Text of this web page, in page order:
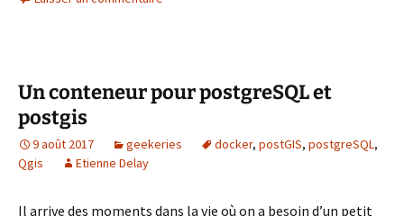
Un conteneur pour postgreSQL et
postgis
9 août 2017 geekeries docker, postGIS, postgreSQL,
Qgis
Etienne Delay
Il arrive des moments dans la vie où on a besoin d’un petit